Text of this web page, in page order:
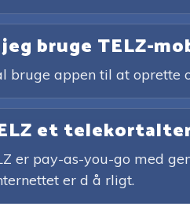
bruge TELZ-
bruge appen til at oprette
et
er pay-as-you-go med
er d å rligt.